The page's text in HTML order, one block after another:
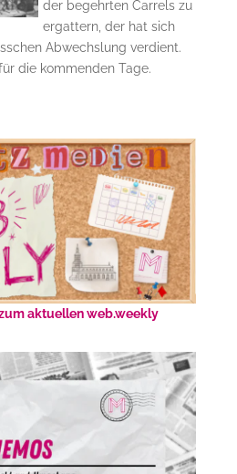
der begehrten Carrels zu
ergattern, der hat sich
Abwechslung verdient.
die kommenden Tage.
aktuellen web.weekly